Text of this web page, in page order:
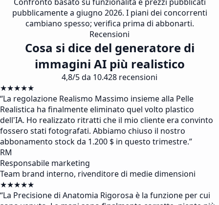
pubblicamente a giugno 2026. I piani dei concorrenti
cambiano spesso; verifica prima di abbonarti.
Recensioni
Cosa si dice del generatore di
immagini AI più realistico
4,8/5 da 10.428 recensioni
★★★★★
“La regolazione Realismo Massimo insieme alla Pelle
Realistica ha finalmente eliminato quel volto plastico
dell'IA. Ho realizzato ritratti che il mio cliente era convinto
fossero stati fotografati. Abbiamo chiuso il nostro
abbonamento stock da 1.200 $ in questo trimestre.”
RM
Responsabile marketing
Team brand interno, rivenditore di medie dimensioni
★★★★★
“La Precisione di Anatomia Rigorosa è la funzione per cui